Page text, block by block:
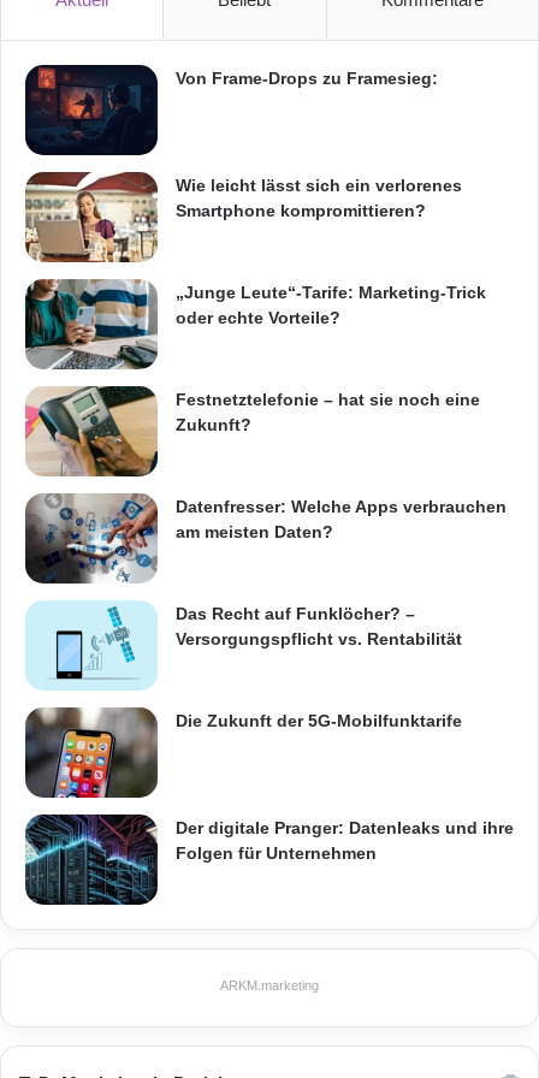
Von Frame-Drops zu Framesieg:
Wie leicht lässt sich ein verlorenes
Smartphone kompromittieren?
„Junge Leute“-Tarife: Marketing-Trick
oder echte Vorteile?
Festnetztelefonie – hat sie noch eine
Zukunft?
Datenfresser: Welche Apps verbrauchen
am meisten Daten?
Das Recht auf Funklöcher? –
Versorgungspflicht vs. Rentabilität
Die Zukunft der 5G-Mobilfunktarife
Der digitale Pranger: Datenleaks und ihre
Folgen für Unternehmen
ARKM.marketing